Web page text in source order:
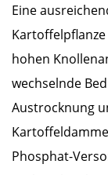
Eine
hohen
wechselnde
Austrocknung
Phosphat-